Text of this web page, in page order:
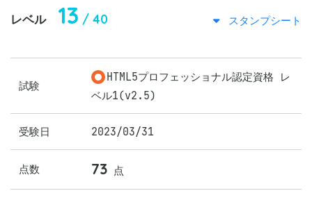
レベル 13 / 40 スタンプシート
試験
HTML5プロフェッショナル認定資格 レ
ベル1(v2.5)
受験日 2023/03/31
点数 73 点